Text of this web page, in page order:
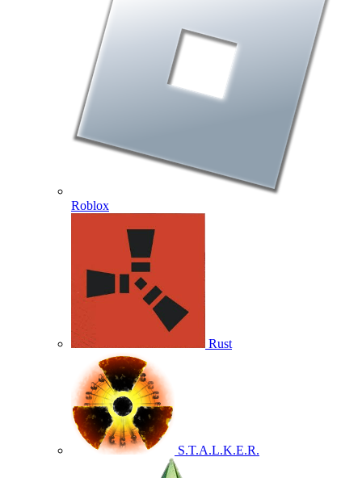
Roblox
Rust
S.T.A.L.K.E.R.